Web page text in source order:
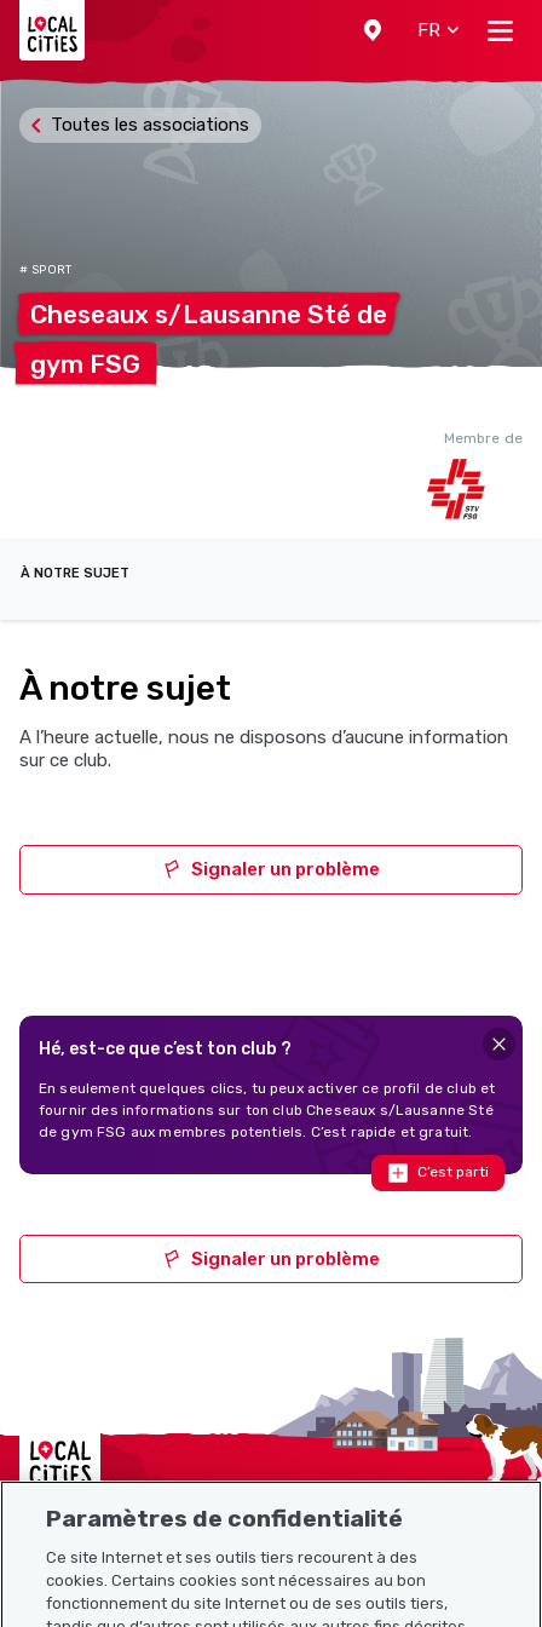
FR
# SPORT
Cheseaux s/Lausanne Sté de
gym FSG
Toutes les associations
Membre de
À NOTRE SUJET
À notre sujet
A l’heure actuelle, nous ne disposons d’aucune information
sur ce club.
Signaler un problème
Hé, est-ce que c’est ton club ?
En seulement quelques clics, tu peux activer ce profil de club et
fournir des informations sur ton club Cheseaux s/Lausanne Sté
de gym FSG aux membres potentiels. C’est rapide et gratuit.
C’est parti
Signaler un problème
Localcities
Plan du site
Paramètres de confidentialité
Ce site Internet et ses outils tiers recourent à des
cookies. Certains cookies sont nécessaires au bon
fonctionnement du site Internet ou de ses outils tiers,